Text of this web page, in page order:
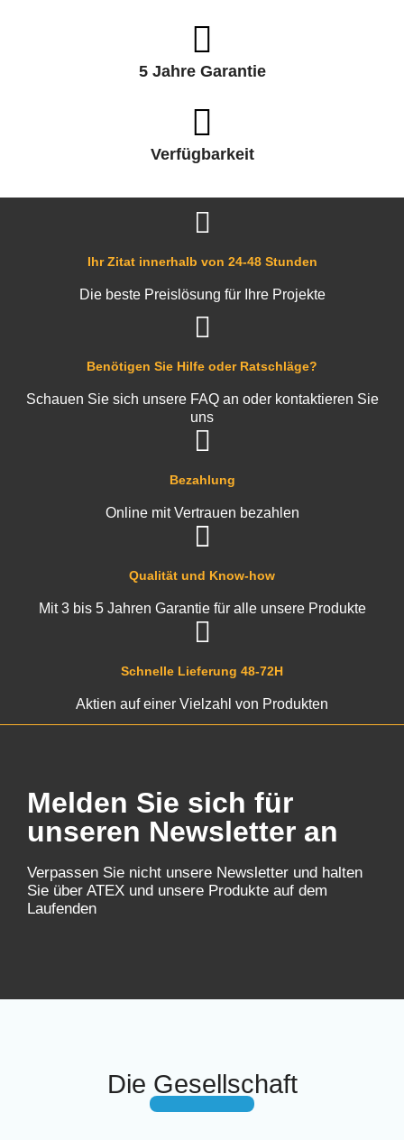
5 Jahre Garantie
Verfügbarkeit
Schnelle Lieferung 48-72H
Aktien auf einer Vielzahl von Produkten
Qualität und Know-how
Mit 3 bis 5 Jahren Garantie für alle unsere Produkte
Bezahlung
Online mit Vertrauen bezahlen
Benötigen Sie Hilfe oder Ratschläge?
Schauen Sie sich unsere FAQ an oder kontaktieren Sie
uns
Ihr Zitat innerhalb von 24-48 Stunden
Die beste Preislösung für Ihre Projekte
Melden Sie sich für
unseren Newsletter an
Verpassen Sie nicht unsere Newsletter und halten
Sie über ATEX und unsere Produkte auf dem
Laufenden
Die Gesellschaft